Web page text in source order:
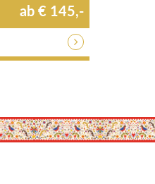
ab € 145,-